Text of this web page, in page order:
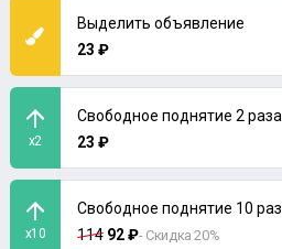
Выделить объявление
23 ₽
x2
Свободное поднятие 2 раза
23 ₽
x10
Свободное поднятие 10 раз
114 92 ₽- Скидка 20%